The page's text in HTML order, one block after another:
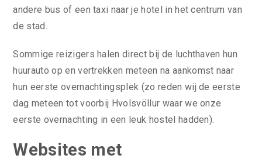
andere bus of een taxi naar je hotel in het centrum van
de stad.
Sommige reizigers halen direct bij de luchthaven hun
huurauto op en vertrekken meteen na aankomst naar
hun eerste overnachtingsplek (zo reden wij de eerste
dag meteen tot voorbij Hvolsvöllur waar we onze
eerste overnachting in een leuk hostel hadden).
Websites met